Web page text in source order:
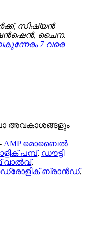
സിഷ്യൻ
ഷെൻ‌ഷെൻ, ചൈന.
7 വരെ
അവകാശങ്ങളും
AMP മൊബൈൽ
പമ്പ്, ഡൗട്ടി
വാൽവ്,
ബ്രാൻഡ്,